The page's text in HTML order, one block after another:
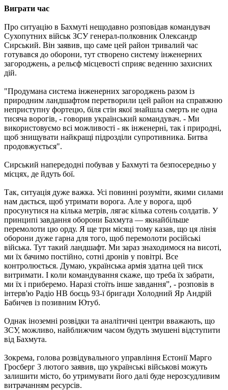
Виграти час
Про ситуацію в Бахмуті нещодавно розповідав командувач
Сухопутних військ ЗСУ генерал-полковник Олександр
Сирський. Він заявив, що саме цей район тривалий час
готувався до оборони, тут створено систему інженерних
загороджень, а рельєф місцевості сприяє веденню захисних
дій.
"Продумана система інженерних загороджень разом із
природним ландшафтом перетворили цей район на справжню
неприступну фортецю, біля стін якої знайшла смерть не одна
тисяча ворогів, - говорив український командувач. - Ми
використовуємо всі можливості - як інженерні, так і природні,
щоб знищувати найкращі підрозділи супротивника. Битва
продовжується".
Сирський напередодні побував у Бахмуті та безпосередньо у
місцях, де йдуть бої.
Так, ситуація дуже важка. Усі повинні розуміти, якими силами
нам дається, щоб утримати ворога. Але у ворога, щоб
просунутися на кілька метрів, лягає кілька сотень солдатів. У
принципі завдання оборони Бахмута — якнайбільше
перемолоти цю орду. Я ще три місяці тому казав, що ця лінія
оборони дуже гарна для того, щоб перемолоти російські
війська. Тут такий ландшафт. Ми зараз знаходимося на висоті,
ми їх бачимо постійно, сотні дронів у повітрі. Все
контролюється. Думаю, українська армія здатна цей тиск
витримати. І коли командування скаже, що треба їх забрати,
ми їх і приберемо. Наразі стоїть інше завдання”, - розповів в
інтерв'ю Радіо НВ боєць 93-ї бригади Холодний Яр Андрій
Бабичев із позивним Ютуб.
Однак іноземні розвідки та аналітичні центри вважають, що
ЗСУ, можливо, найближчим часом будуть змушені відступити
від Бахмута.
Зокрема, голова розвідувального управління Естонії Марго
Гросберг 3 лютого заявив, що українські військові можуть
залишити місто, бо утримувати його далі буде нерозсудливим
витрачанням ресурсів.